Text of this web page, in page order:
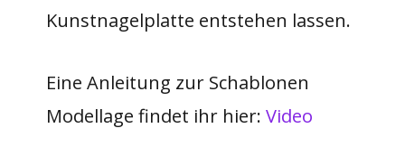
Kunstnagelplatte entstehen lassen.
Eine Anleitung zur Schablonen
Modellage findet ihr hier: Video